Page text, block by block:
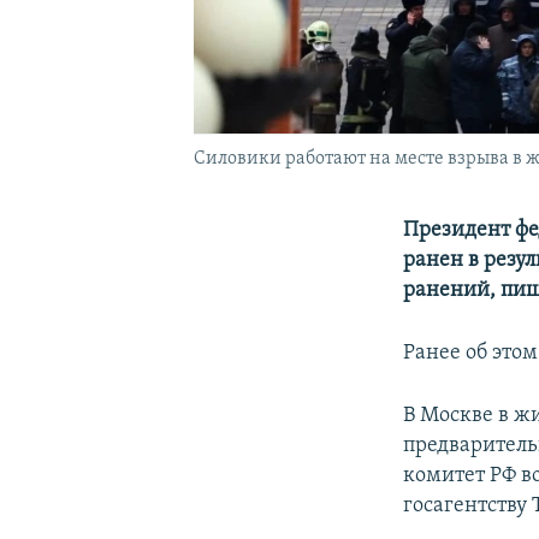
Силовики работают на месте взрыва в
Президент
ранен в
ранений,
Ранее об
В Москве в
комитет РФ